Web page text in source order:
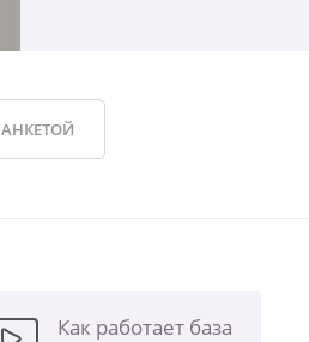
АНКЕТОЙ
Как работает база